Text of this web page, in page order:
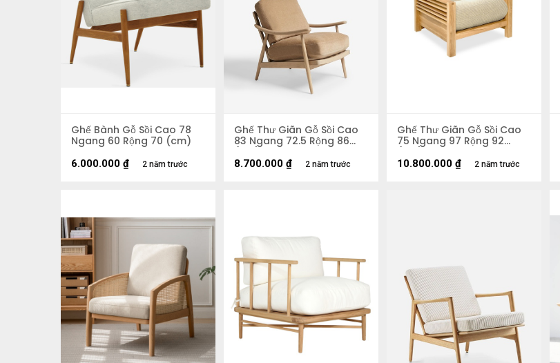
Ghế Bành Gỗ Sồi Cao 78
Ngang 60 Rộng 70 (cm)
2 năm trước
6.000.000 ₫
Ghế Thư Giãn Gỗ Sồi Cao
83 Ngang 72.5 Rộng 86
(cm)
2 năm trước
8.700.000 ₫
Ghế Thư Giãn Gỗ Sồi Cao
75 Ngang 97 Rộng 92
(cm)
2 năm trước
10.800.000 ₫